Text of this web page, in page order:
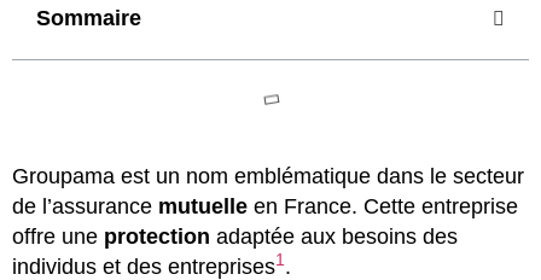
Sommaire
Groupama est un nom emblématique dans le secteur
de l’assurance mutuelle en France. Cette entreprise
offre une protection adaptée aux besoins des
individus et des entreprises1.